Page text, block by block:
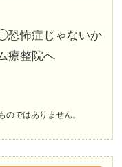
恐怖症じゃないか
療整院へ
ではありません。